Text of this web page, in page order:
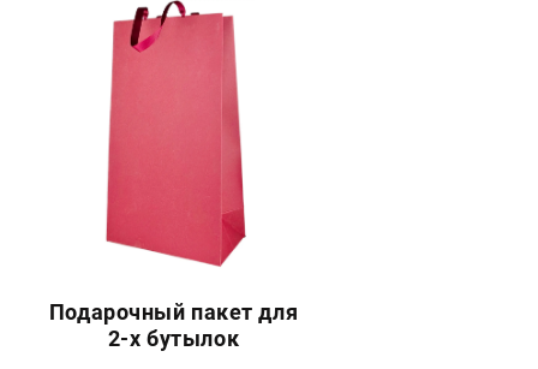
Подарочный пакет для
2-х бутылок